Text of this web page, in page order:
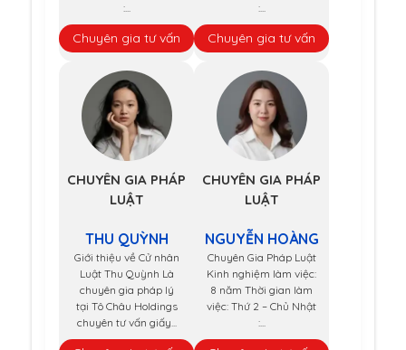
:...
Chuyên gia tư vấn
:...
Chuyên gia tư vấn
CHUYÊN GIA PHÁP
LUẬT
THU QUỲNH
Giới thiệu về Cử nhân
Luật Thu Quỳnh Là
chuyên gia pháp lý
tại Tô Châu Holdings
chuyên tư vấn giấy...
CHUYÊN GIA PHÁP
LUẬT
NGUYỄN HOÀNG
Chuyên Gia Pháp Luật
Kinh nghiệm làm việc:
8 năm Thời gian làm
việc: Thứ 2 – Chủ Nhật
:...